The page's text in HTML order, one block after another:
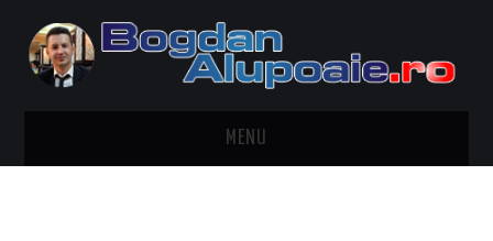
MENU